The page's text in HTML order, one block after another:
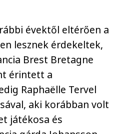
évektől eltérően a
lesznek érdekeltek,
Brest Bretagne
érintett a
Raphaëlle Tervel
aki korábban volt
játékosa és